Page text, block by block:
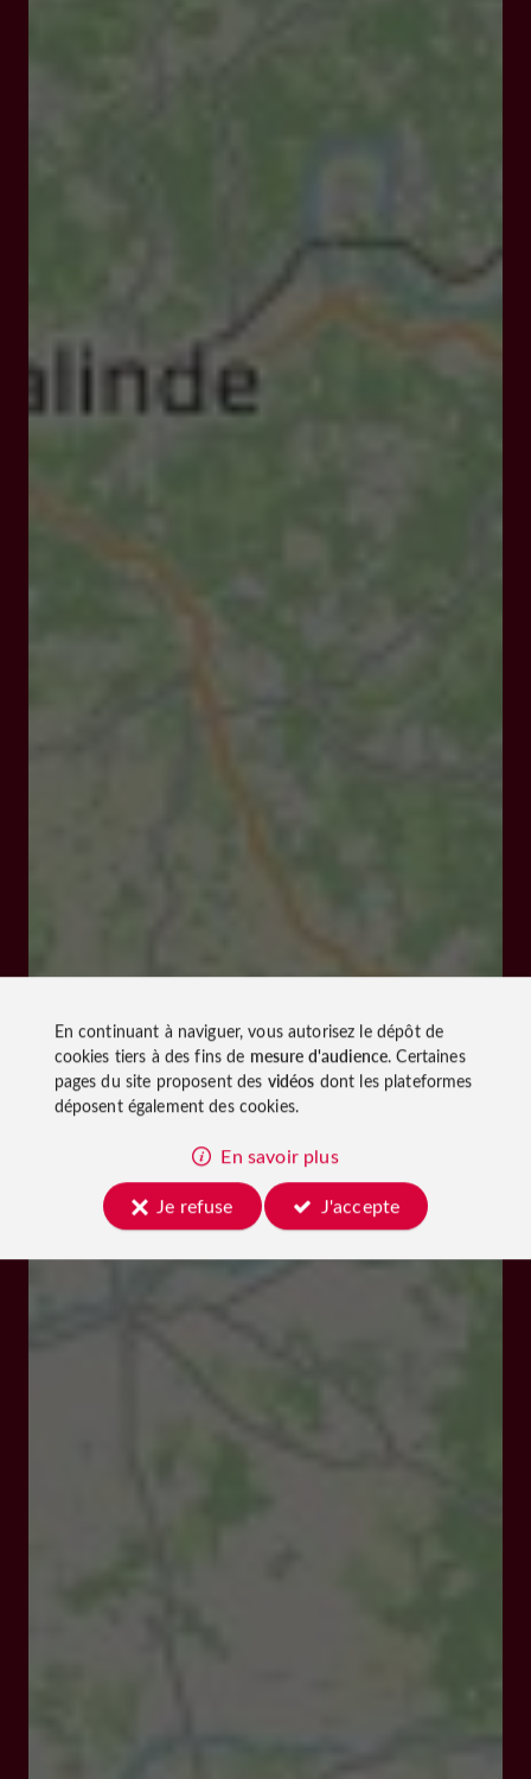
En continuant à naviguer, vous autorisez le dépôt de
cookies tiers à des fins de mesure d'audience. Certaines
pages du site proposent des vidéos dont les plateformes
déposent également des cookies.
En savoir plus
Je refuse
J'accepte